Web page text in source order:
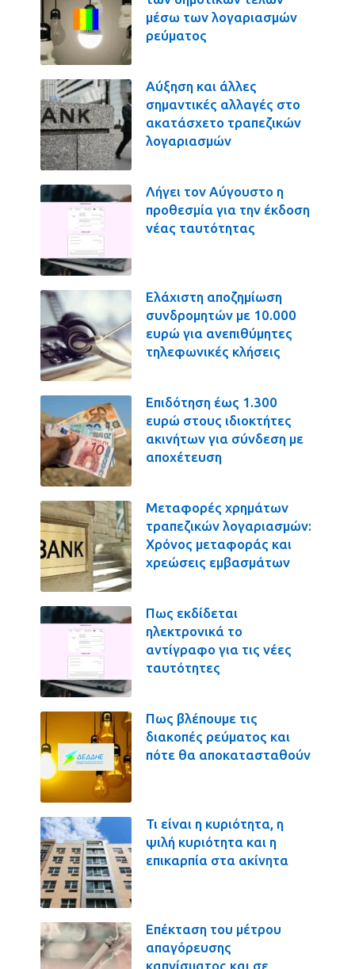
μέσω των λογαριασμών
ρεύματος
Αύξηση και άλλες
σημαντικές αλλαγές στο
ακατάσχετο τραπεζικών
λογαριασμών
Λήγει τον Αύγουστο η
προθεσμία για την έκδοση
νέας ταυτότητας
Ελάχιστη αποζημίωση
συνδρομητών με 10.000
ευρώ για ανεπιθύμητες
τηλεφωνικές κλήσεις
Επιδότηση έως 1.300
ευρώ στους ιδιοκτήτες
ακινήτων για σύνδεση με
αποχέτευση
Μεταφορές χρημάτων
τραπεζικών λογαριασμών:
Χρόνος μεταφοράς και
χρεώσεις εμβασμάτων
Πως εκδίδεται
ηλεκτρονικά το
αντίγραφο για τις νέες
ταυτότητες
Πως βλέπουμε τις
διακοπές ρεύματος και
πότε θα αποκατασταθούν
Τι είναι η κυριότητα, η
ψιλή κυριότητα και η
επικαρπία στα ακίνητα
Επέκταση του μέτρου
απαγόρευσης
καπνίσματος και σε